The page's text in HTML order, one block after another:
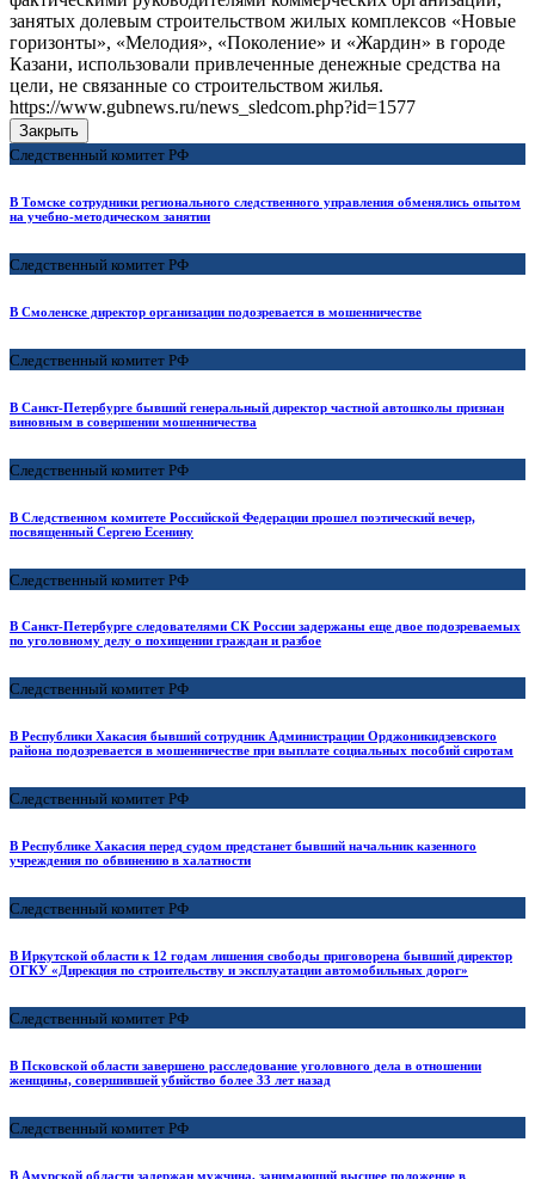
занятых долевым строительством жилых комплексов «Новые
горизонты», «Мелодия», «Поколение» и «Жардин» в городе
Казани, использовали привлеченные денежные средства на
цели, не связанные со строительством жилья.
https://www.gubnews.ru/news_sledcom.php?id=1577
Закрыть
Следственный комитет РФ
В Томске сотрудники регионального следственного управления обменялись опытом
на учебно-методическом занятии
Следственный комитет РФ
В Смоленске директор организации подозревается в мошенничестве
Следственный комитет РФ
В Санкт-Петербурге бывший генеральный директор частной автошколы признан
виновным в совершении мошенничества
Следственный комитет РФ
В Следственном комитете Российской Федерации прошел поэтический вечер,
посвященный Сергею Есенину
Следственный комитет РФ
В Санкт-Петербурге следователями СК России задержаны еще двое подозреваемых
по уголовному делу о похищении граждан и разбое
Следственный комитет РФ
В Республики Хакасия бывший сотрудник Администрации Орджоникидзевского
района подозревается в мошенничестве при выплате социальных пособий сиротам
Следственный комитет РФ
В Республике Хакасия перед судом предстанет бывший начальник казенного
учреждения по обвинению в халатности
Следственный комитет РФ
В Иркутской области к 12 годам лишения свободы приговорена бывший директор
ОГКУ «Дирекция по строительству и эксплуатации автомобильных дорог»
Следственный комитет РФ
В Псковской области завершено расследование уголовного дела в отношении
женщины, совершившей убийство более 33 лет назад
Следственный комитет РФ
В Амурской области задержан мужчина, занимающий высшее положение в